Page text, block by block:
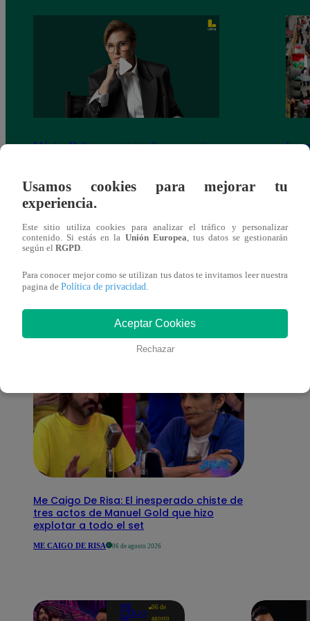
Mónica Delta, por quinto año consecutivo,
La
También te puede
interesar
Me Caigo De Risa: El inesperado chiste de
tres actos de Manuel Gold que hizo
explotar a todo el set
ME CAIGO DE RISA 06 de agosto 2026
ME
CAIGO
06 de
agosto
Usamos cookies para mejorar tu
experiencia.
Este sitio utiliza cookies para analizar el tráfico y personalizar
contenido. Si estás en la Unión Europea, tus datos se gestionarán
según el RGPD.
Para conocer mejor como se utilizan tus datos te invitamos leer nuestra
pagina de Política de privacidad.
Aceptar Cookies
Rechazar